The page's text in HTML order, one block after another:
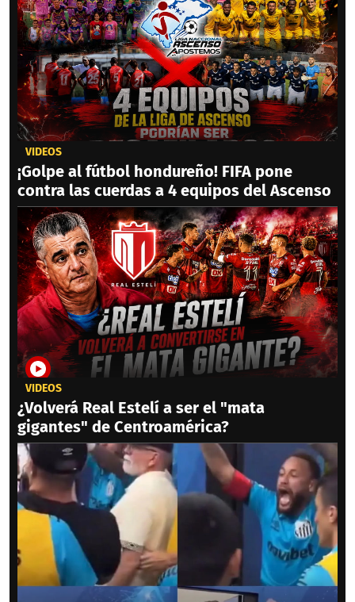
VIDEOS
¡Golpe al fútbol hondureño! FIFA pone
contra las cuerdas a 4 equipos del Ascenso
VIDEOS
¿Volverá Real Estelí a ser el "mata
gigantes" de Centroamérica?